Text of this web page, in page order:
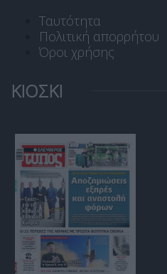
Ταυτότητα
Πολιτική απορρήτου
Όροι χρήσης
ΚΙΟΣΚΙ